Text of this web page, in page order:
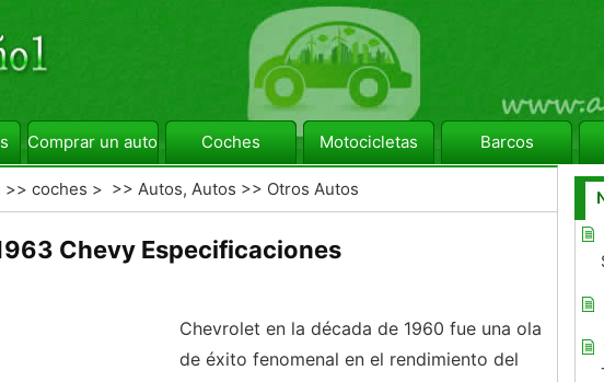
Comprar un automóvil Coches Motocicletas Barcos
>> coches > >> Autos, Autos >> Otros Autos
Chevy Especificaciones
Chevrolet en la década de 1960 fue una ola
de éxito fenomenal en el rendimiento del